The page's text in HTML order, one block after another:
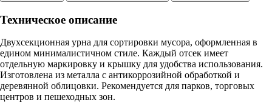
Техническое описание
Двухсекционная урна для сортировки мусора, оформленная в
едином минималистичном стиле. Каждый отсек имеет
отдельную маркировку и крышку для удобства использования.
Изготовлена из металла с антикоррозийной обработкой и
деревянной облицовки. Рекомендуется для парков, торговых
центров и пешеходных зон.